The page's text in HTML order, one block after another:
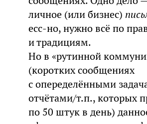
личное (или бизнес)
есс-но, нужно всё по
и традициям.
Но в «рутинной
(коротких сообщениях
с опеределёнными
отчётами/т.п., которых
по 50 штук в день)